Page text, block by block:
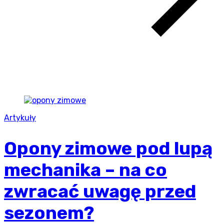
Artykuły
Opony zimowe pod lupą
mechanika – na co
zwracać uwagę przed
sezonem?